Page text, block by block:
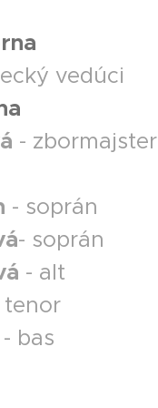
vedúci
-
- soprán
- soprán
- alt
- bas